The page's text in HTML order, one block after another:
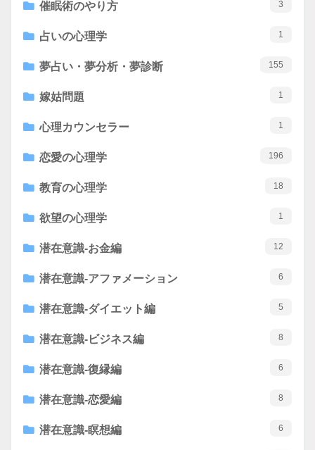
催眠術のやり方 3
占いの心理学 1
夢占い・夢分析・夢診断 155
嫁姑問題 1
心理カウンセラー 1
恋愛の心理学 196
教育の心理学 18
欲望の心理学 1
潜在意識-お金編 12
潜在意識-アファメーション 6
潜在意識-ダイエット編 5
潜在意識-ビジネス編 8
潜在意識-復縁編 6
潜在意識-恋愛編 8
潜在意識-瞑想編 6